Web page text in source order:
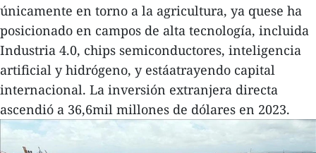
únicamente en torno a la agricultura, ya quese ha
posicionado en campos de alta tecnología, incluida
Industria 4.0, chips semiconductores, inteligencia
artificial y hidrógeno, y estáatrayendo capital
internacional. La inversión extranjera directa
ascendió a 36,6mil millones de dólares en 2023.